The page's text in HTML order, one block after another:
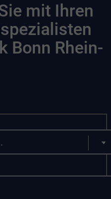
mit Ihren
Bonn Rhein-